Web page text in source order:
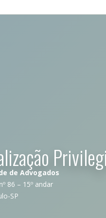
de Advogados
86 – 15º andar
SP